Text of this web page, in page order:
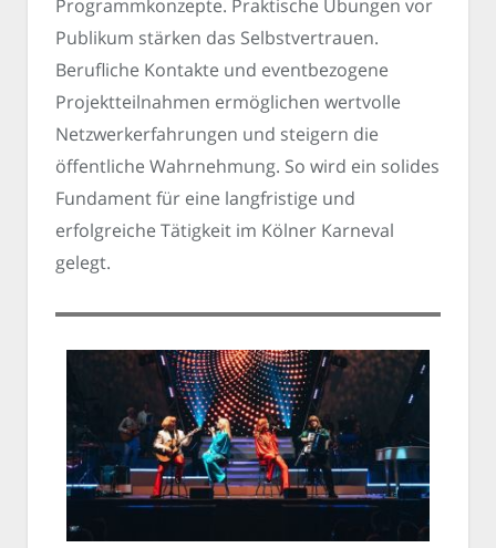
Programmkonzepte. Praktische Übungen vor
Publikum stärken das Selbstvertrauen.
Berufliche Kontakte und eventbezogene
Projektteilnahmen ermöglichen wertvolle
Netzwerkerfahrungen und steigern die
öffentliche Wahrnehmung. So wird ein solides
Fundament für eine langfristige und
erfolgreiche Tätigkeit im Kölner Karneval
gelegt.